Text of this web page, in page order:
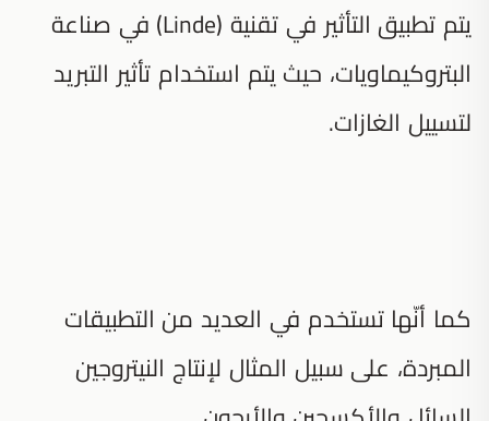
يتم تطبيق التأثير في تقنية (Linde) في صناعة
البتروكيماويات، حيث يتم استخدام تأثير التبريد
لتسييل الغازات.
كما أنّها تستخدم في العديد من التطبيقات
المبردة، على سبيل المثال لإنتاج النيتروجين